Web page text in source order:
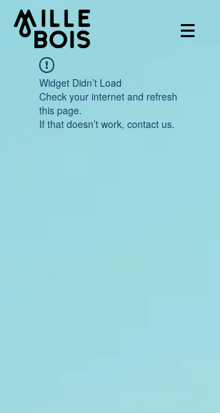
Widget Didn’t Load
Check your internet and refresh
this page.
If that doesn’t work, contact us.